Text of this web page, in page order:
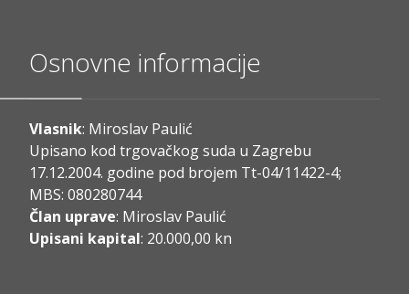
Osnovne informacije
Vlasnik: Miroslav Paulić
Upisano kod trgovačkog suda u Zagrebu
17.12.2004. godine pod brojem Tt-04/11422-4;
MBS: 080280744
Član uprave: Miroslav Paulić
Upisani kapital: 20.000,00 kn